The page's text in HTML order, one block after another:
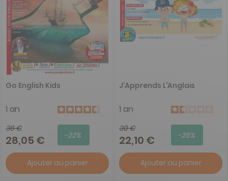
Go English Kids
1 an
36 €
28,05 € -22%
Ajouter au panier
J'Apprends L'Anglais
1 an
30 €
22,10 € -26%
Ajouter au panier